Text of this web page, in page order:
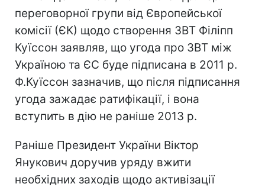
переговорної групи від Європейської
комісії (ЄК) щодо створення ЗВТ Філіпп
Куїссон заявляв, що угода про ЗВТ між
Україною та ЄС буде підписана в 2011 р.
Ф.Куїссон зазначив, що після підписання
угода зажадає ратифікації, і вона
вступить в дію не раніше 2013 р.
Раніше Президент України Віктор
Янукович доручив уряду вжити
необхідних заходів щодо активізації